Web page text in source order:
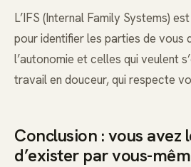
L’IFS (Internal Family Systems)
pour identifier les parties de vous
l’autonomie et celles qui veulent
travail en douceur, qui respecte
Conclusion : vous avez
d’exister par vous-